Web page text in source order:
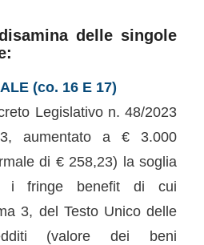
delle singole
(co. 16 E 17)
Legislativo n. 48/2023
aumentato a € 3.000
di € 258,23) la soglia
i fringe benefit di cui
3, del Testo Unico delle
(valore dei beni